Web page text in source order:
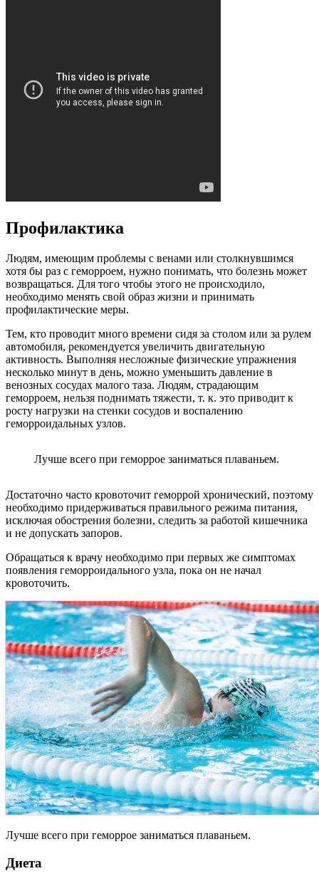
Профилактика
Людям, имеющим проблемы с венами или столкнувшимся
хотя бы раз с геморроем, нужно понимать, что болезнь может
возвращаться. Для того чтобы этого не происходило,
необходимо менять свой образ жизни и принимать
профилактические меры.
Тем, кто проводит много времени сидя за столом или за рулем
автомобиля, рекомендуется увеличить двигательную
активность. Выполняя несложные физические упражнения
несколько минут в день, можно уменьшить давление в
венозных сосудах малого таза. Людям, страдающим
геморроем, нельзя поднимать тяжести, т. к. это приводит к
росту нагрузки на стенки сосудов и воспалению
геморроидальных узлов.
Лучше всего при геморрое заниматься плаваньем.
Достаточно часто кровоточит геморрой хронический, поэтому
необходимо придерживаться правильного режима питания,
исключая обострения болезни, следить за работой кишечника
и не допускать запоров.
Обращаться к врачу необходимо при первых же симптомах
появления геморроидального узла, пока он не начал
кровоточить.
Лучше всего при геморрое заниматься плаваньем.
Диета